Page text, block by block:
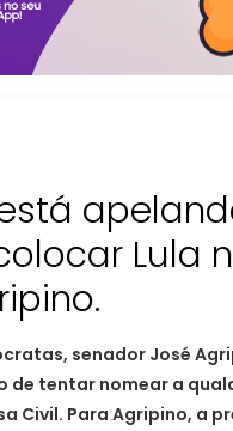
Lula
senador José
de tentar nomear a
Civil. Para Agripino, a